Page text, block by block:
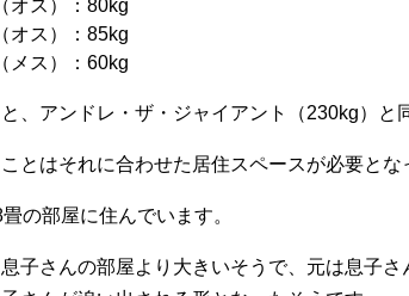
オス）：80kg
オス）：85kg
メス）：60kg
、アンドレ・ザ・ジャイアント（230kg）と
とはそれに合わせた居住スペースが必要とな
の部屋に住んでいます。
子さんの部屋より大きいそうで、元は息子